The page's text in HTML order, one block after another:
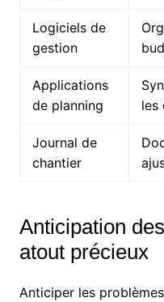
Logiciels de
gestion
Applications
de planning
les
Journal de
chantier
Anticipation
atout précieux
Anticiper les